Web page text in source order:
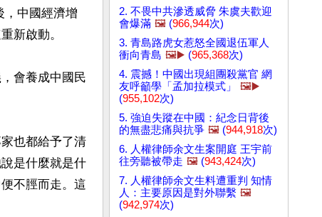
，中國經濟增
新啟動。
會養成中國民
也都給予了清
是什麼就是什
不脛而走。這
2. 不畏中共滲透威脅 朱虞夫歡迎
會爆滿 🖼️ (966,944次)
3. 青島路虎女惹怒全國退伍軍人
衝向青島 🖼️▶️ (965,368次)
4. 震撼！中國出現組團殺黨官 網
友呼籲學「孟加拉模式」
🖼️▶️
(955,102次)
5. 強迫失蹤在中國：紀念日背後
的無盡悲痛與抗爭 🖼️ (944,918次)
6. 人權律師余文生案開庭 王宇前
往旁聽被帶走 🖼️ (943,424次)
7. 人權律師余文生料遭重判 知情
人：主要原因是對外聯繫 🖼️
(942,974次)